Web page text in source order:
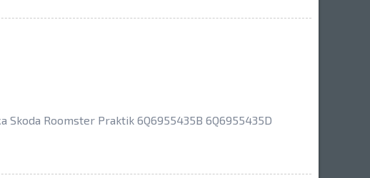
Skoda Roomster Praktik 6Q6955435B 6Q6955435D